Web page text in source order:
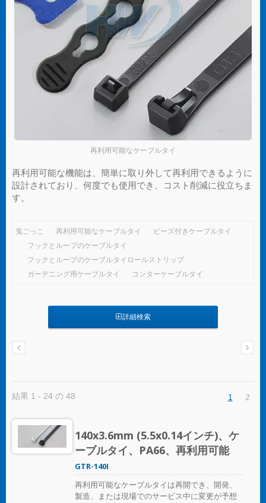
再利用可能なケーブルタイ
再利用可能な機能は、簡単に取り外して再利用できるように
設計されており、何度でも使用でき、コスト削減に役立ちま
す。
鬼ごっこ 再利用可能なケーブルタイ
ビーズ付きケーブルタイ
フックとループのケーブルタイ
フックとループのケーブルタイロールストリップ
ガーデニング用ケーブルタイ
コンターケーブルタイ
詳細検索
結果 1 - 24 の 48 1 2
140x3.6mm (5.5x0.14インチ)、ケ
ーブルタイ、PA66、再利用可能
GTR-140I
再利用可能なケーブルタイは再開でき、開発、
製造、または現場でのサービス中に変更が予想